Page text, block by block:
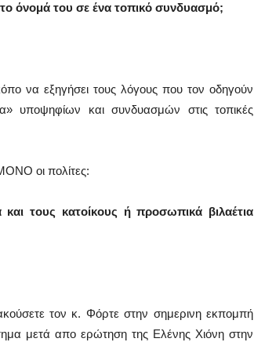
όνομά του σε ένα τοπικό συνδυασμό;
να εξηγήσει τους λόγους που τον οδηγούν
υποψηφίων και συνδυασμών στις τοπικές
οι πολίτες:
τους κατοίκους ή προσωπικά βιλαέτια
τον κ. Φόρτε στην σημερινη εκπομπή
μετά απο ερώτηση της Ελένης Χιόνη στην